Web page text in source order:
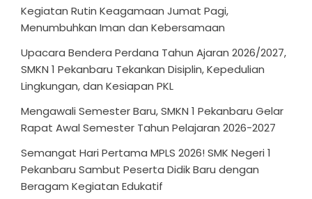
Kegiatan Rutin Keagamaan Jumat Pagi,
Menumbuhkan Iman dan Kebersamaan
Upacara Bendera Perdana Tahun Ajaran 2026/2027,
SMKN 1 Pekanbaru Tekankan Disiplin, Kepedulian
Lingkungan, dan Kesiapan PKL
Mengawali Semester Baru, SMKN 1 Pekanbaru Gelar
Rapat Awal Semester Tahun Pelajaran 2026-2027
Semangat Hari Pertama MPLS 2026! SMK Negeri 1
Pekanbaru Sambut Peserta Didik Baru dengan
Beragam Kegiatan Edukatif